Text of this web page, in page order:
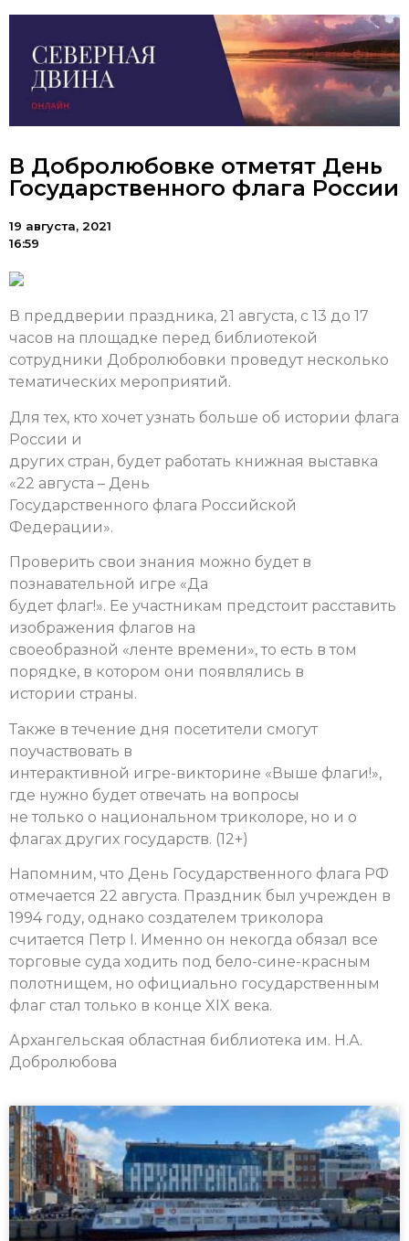
В Добролюбовке отметят День
Государственного флага России
19 августа, 2021
16:59
В преддверии праздника, 21 августа, с 13 до 17
часов на площадке перед библиотекой
сотрудники Добролюбовки проведут несколько
тематических мероприятий.
Для тех, кто хочет узнать больше об истории флага
России и
других стран, будет работать книжная выставка
«22 августа – День
Государственного флага Российской
Федерации».
Проверить свои знания можно будет в
познавательной игре «Да
будет флаг!». Ее участникам предстоит расставить
изображения флагов на
своеобразной «ленте времени», то есть в том
порядке, в котором они появлялись в
истории страны.
Также в течение дня посетители смогут
поучаствовать в
интерактивной игре-викторине «Выше флаги!»,
где нужно будет отвечать на вопросы
не только о национальном триколоре, но и о
флагах других государств. (12+)
Напомним, что День Государственного флага РФ
отмечается 22 августа. Праздник был учрежден в
1994 году, однако создателем триколора
считается Петр I. Именно он некогда обязал все
торговые суда ходить под бело-сине-красным
полотнищем, но официально государственным
флаг стал только в конце XIX века.
Архангельская областная библиотека им. Н.А.
Добролюбова